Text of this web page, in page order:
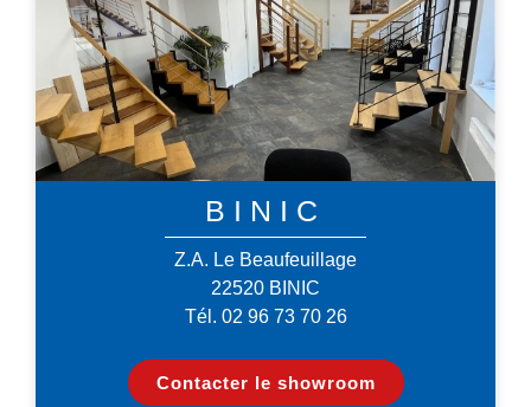
BINIC
Z.A. Le Beaufeuillage
22520 BINIC
Tél. 02 96 73 70 26
Contacter le showroom